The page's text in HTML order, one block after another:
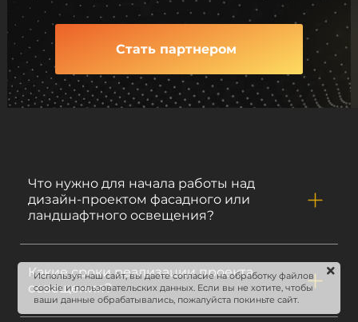
Стать партнером
Что нужно для начала работы над
дизайн-проектом фасадного или
ландшафтного освещения?
Какие сроки реализации проекта
освещения?
Используя наш сайт, вы даете согласие на обработку файлов
cookie и пользовательских данных. Если вы не хотите, чтобы
ваши данные обрабатывались, пожалуйста покиньте сайт.